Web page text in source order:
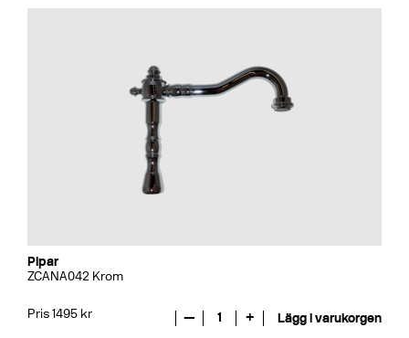
Pipar
ZCANA042 Krom
Pris 1495 kr — 1 + Lägg i varukorgen